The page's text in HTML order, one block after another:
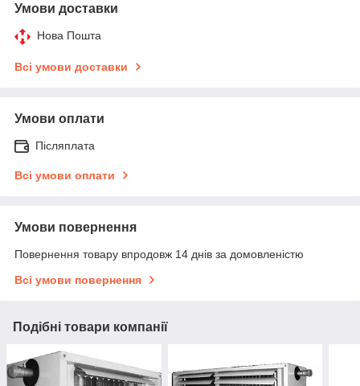
Умови доставки
Нова Пошта
Всі умови доставки
Умови оплати
Післяплата
Всі умови оплати
Умови повернення
Повернення товару впродовж 14 днів за домовленістю
Всі умови повернення
Подібні товари компанії